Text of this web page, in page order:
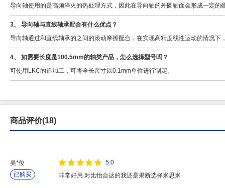
导向轴使用的是高频淬火的热处理方式，因此在导向轴的外圆轴面会形成一定
3、 导向轴与直线轴承配合有什么优点？
导向轴通过和直线轴承的之间的滚动摩擦配合，在实现高精度线性运动的情况
4、 如需要长度是100.5mm的轴类产品，怎么选择型号吗？
可使用LKC的追加工，可将全长尺寸以0.1mm单位进行制定。
商品评价(18)
吴*俊
已购买
5.0
非常好用 对比怡合达的我还是果断选择米思米